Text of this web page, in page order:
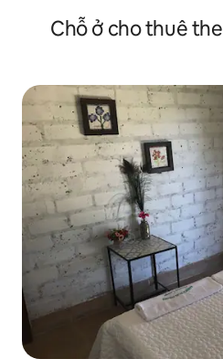
Chỗ ở cho thuê